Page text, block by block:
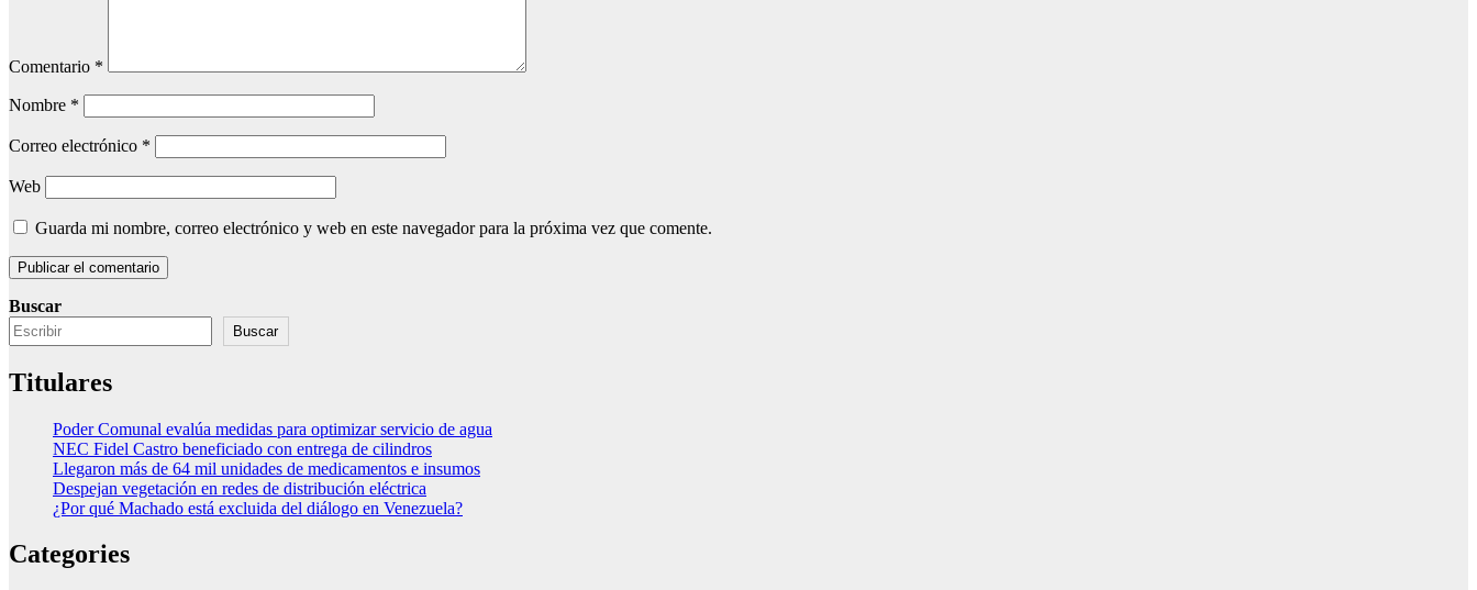
Comentario *
Nombre *
Correo electrónico *
Web
Guarda mi nombre, correo electrónico y web en este navegador para la próxima vez que comente.
Buscar
Buscar
Titulares
Poder Comunal evalúa medidas para optimizar servicio de agua
NEC Fidel Castro beneficiado con entrega de cilindros
Llegaron más de 64 mil unidades de medicamentos e insumos
Despejan vegetación en redes de distribución eléctrica
¿Por qué Machado está excluida del diálogo en Venezuela?
Categories